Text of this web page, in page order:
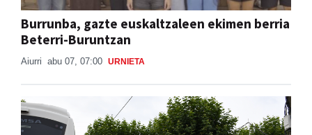
Burrunba, gazte euskaltzaleen ekimen berria
Beterri-Buruntzan
Aiurri abu 07, 07:00 URNIETA